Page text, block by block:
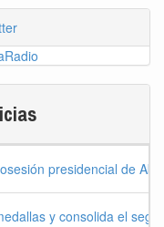
presidencial de
y consolida el